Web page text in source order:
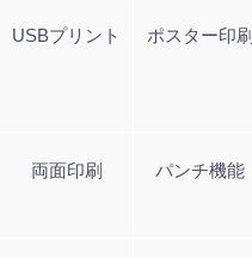
USBプリント ポスター印刷
両面印刷 パンチ機能